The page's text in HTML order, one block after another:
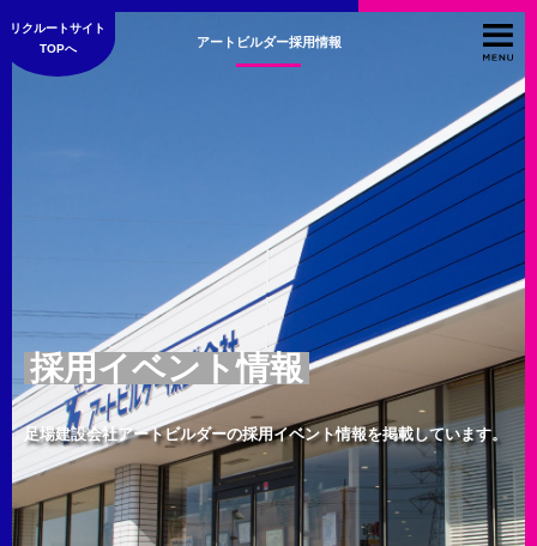
リクルートサイト
TOPへ
アートビルダー採用情報
採用イベント情報
足場建設会社アートビルダーの採用イベント情報を掲載しています。